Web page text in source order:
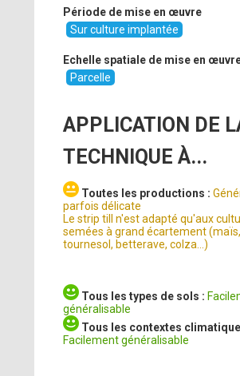
Période de mise en œuvre
Sur culture implantée
Echelle spatiale de mise en
Parcelle
APPLICATION DE
TECHNIQUE À...
Toutes les productions :
parfois délicate
Le strip till n'est adapté qu'aux
semées à grand écartement
tournesol, betterave, colza…)
Tous les types de sols :
généralisable
Tous les contextes
Facilement généralisable